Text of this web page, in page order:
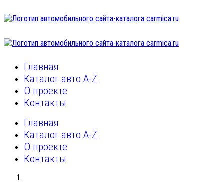
Главная
Каталог авто A-Z
О проекте
Контакты
Главная
Каталог авто A-Z
О проекте
Контакты